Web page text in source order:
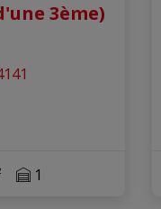
3ème)
1